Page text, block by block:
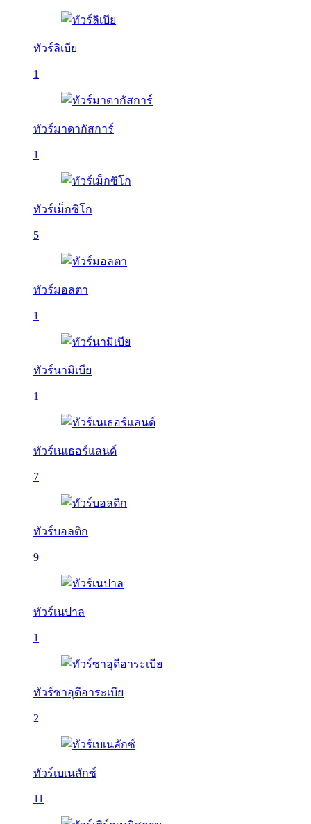
ทัวร์ลิเบีย
1
ทัวร์มาดากัสการ์
1
ทัวร์เม็กซิโก
5
ทัวร์มอลตา
1
ทัวร์นามิเบีย
1
ทัวร์เนเธอร์แลนด์
7
ทัวร์บอลติก
9
ทัวร์เนปาล
1
ทัวร์ซาอุดีอาระเบีย
2
ทัวร์เบเนลักซ์
11